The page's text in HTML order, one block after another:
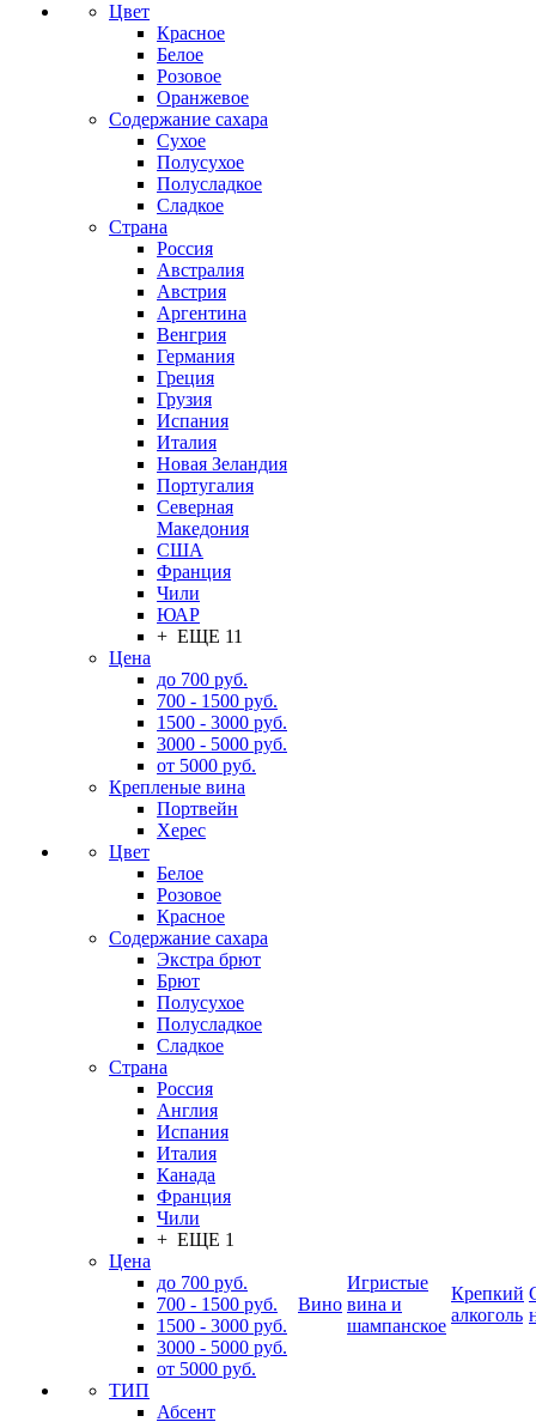
Цвет
Красное
Белое
Розовое
Оранжевое
Содержание сахара
Сухое
Полусухое
Полусладкое
Сладкое
Страна
Россия
Австралия
Австрия
Аргентина
Венгрия
Германия
Греция
Грузия
Испания
Италия
Новая Зеландия
Португалия
Северная
Македония
США
Франция
Чили
ЮАР
+ ЕЩЕ 11
Цена
до 700 руб.
700 - 1500 руб.
1500 - 3000 руб.
3000 - 5000 руб.
от 5000 руб.
Крепленые вина
Портвейн
Херес
Цвет
Белое
Розовое
Красное
Содержание сахара
Экстра брют
Брют
Полусухое
Полусладкое
Сладкое
Страна
Россия
Англия
Испания
Италия
Канада
Франция
Чили
+ ЕЩЕ 1
Цена
до 700 руб.
700 - 1500 руб.
1500 - 3000 руб.
3000 - 5000 руб.
от 5000 руб.
ТИП
Абсент
Вино
Игристые
вина и
шампанское
Крепкий
алкоголь